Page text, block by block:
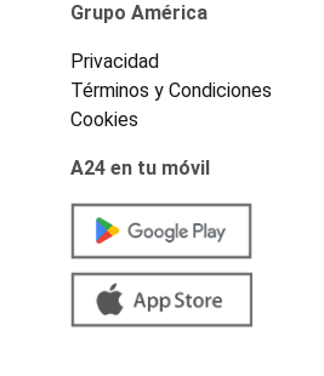
Grupo América
Privacidad
Términos y Condiciones
Cookies
A24 en tu móvil